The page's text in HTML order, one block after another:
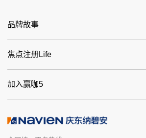
品牌故事
焦点注册Life
加入赢咖5